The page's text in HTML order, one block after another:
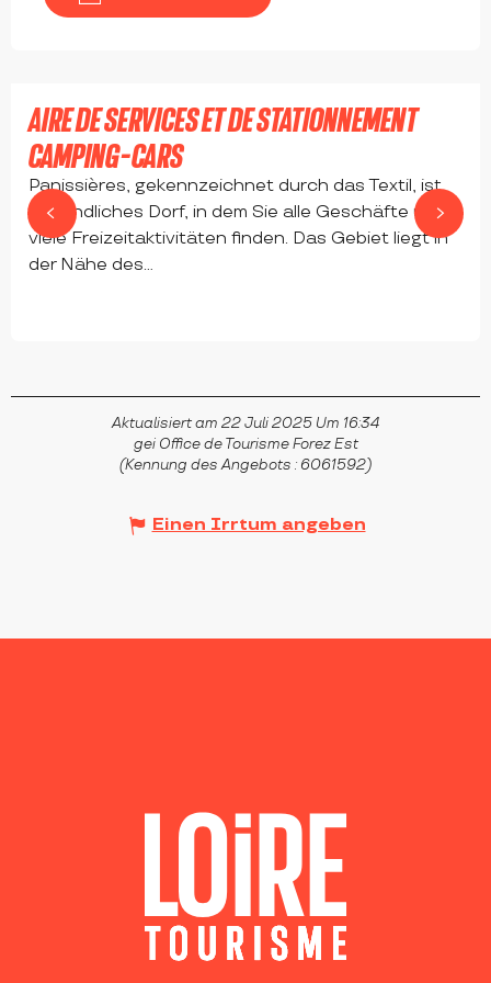
AIRE DE SERVICES ET DE STATIONNEMENT
CAMPING-CARS
Panissières, gekennzeichnet durch das Textil, ist
ein ländliches Dorf, in dem Sie alle Geschäfte und
viele Freizeitaktivitäten finden. Das Gebiet liegt in
der Nähe des...
Aktualisiert am 22 Juli 2025 Um 16:34
gei Office de Tourisme Forez Est
(Kennung des Angebots : 6061592)
Einen Irrtum angeben